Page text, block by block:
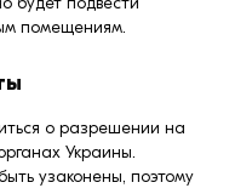
помещениям.
о разрешении на
Украины.
узаконены, поэтому